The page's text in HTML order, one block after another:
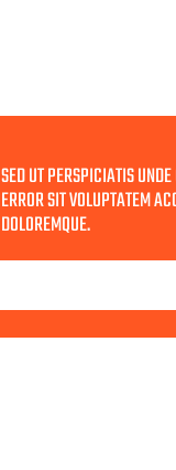
SED UT PERSPICIATIS
ERROR SIT VOLUPTATEM
DOLOREMQUE.